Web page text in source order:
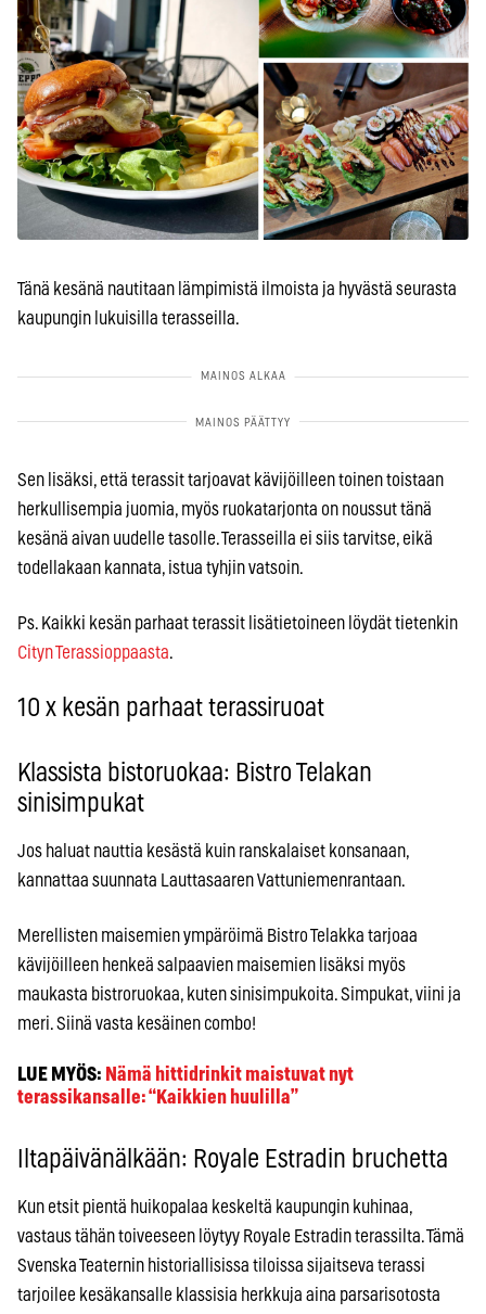
Tänä kesänä nautitaan lämpimistä ilmoista ja hyvästä seurasta
kaupungin lukuisilla terasseilla.
Sen lisäksi, että terassit tarjoavat kävijöilleen toinen toistaan
herkullisempia juomia, myös ruokatarjonta on noussut tänä
kesänä aivan uudelle tasolle. Terasseilla ei siis tarvitse, eikä
todellakaan kannata, istua tyhjin vatsoin.
Ps. Kaikki kesän parhaat terassit lisätietoineen löydät tietenkin
Cityn Terassioppaasta.
10 x kesän parhaat terassiruoat
Klassista bistoruokaa: Bistro Telakan
sinisimpukat
Jos haluat nauttia kesästä kuin ranskalaiset konsanaan,
kannattaa suunnata Lauttasaaren Vattuniemenrantaan.
Merellisten maisemien ympäröimä Bistro Telakka tarjoaa
kävijöilleen henkeä salpaavien maisemien lisäksi myös
maukasta bistroruokaa, kuten sinisimpukoita. Simpukat, viini ja
meri. Siinä vasta kesäinen combo!
LUE MYÖS: Nämä hittidrinkit maistuvat nyt
terassikansalle: “Kaikkien huulilla”
Iltapäivänälkään: Royale Estradin bruchetta
Kun etsit pientä huikopalaa keskeltä kaupungin kuhinaa,
vastaus tähän toiveeseen löytyy Royale Estradin terassilta. Tämä
Svenska Teaternin historiallisissa tiloissa sijaitseva terassi
tarjoilee kesäkansalle klassisia herkkuja aina parsarisotosta